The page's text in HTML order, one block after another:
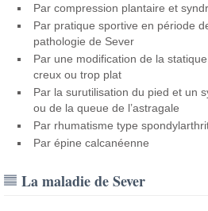
Par compression plantaire et
Par pratique sportive en période
pathologie de Sever
Par une modification de la
creux ou trop plat
Par la surutilisation du pied et un
ou de la queue de l’astragale
Par rhumatisme type
Par épine calcanéenne
La maladie de Sever